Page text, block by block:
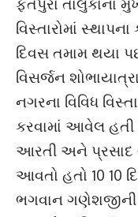
વિસ્તારોમાં
દિવસ તમામ થયા
વિસર્જન
નગરના વિવિધ
કરવામાં આવેલ
આરતી અને પ્રસાદ
આવતો હતો 10 10
ભગવાન ગણેશજીની